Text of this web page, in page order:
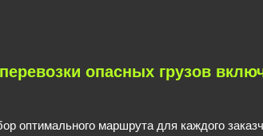
опасных грузов
оптимального маршрута для каждого